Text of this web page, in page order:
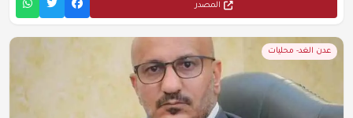
المصدر
عدن الغد- محليات